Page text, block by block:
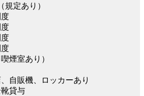
規定あり）
度
度
度
度
煙室あり）
、自販機、ロッカーあり
靴貸与